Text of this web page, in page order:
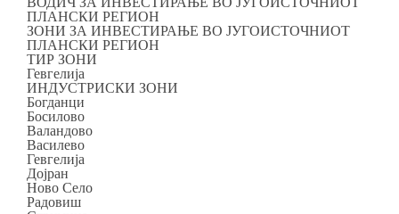
ПЛАНСКИ РЕГИОН
ЗОНИ ЗА ИНВЕСТИРАЊЕ ВО ЈУГОИСТОЧНИОТ
ПЛАНСКИ РЕГИОН
ТИР ЗОНИ
Гевгелија
ИНДУСТРИСКИ ЗОНИ
Богданци
Босилово
Валандово
Василево
Гевгелија
Дојран
Ново Село
Радовиш
ЈУГОИСТОЧЕН РЕГИОН
ПРЕДНОСТИ ЗА ИНВЕСТИРАЊЕ ВО
ЈУГОИСТОЧНИОТ РЕГИОН
Поволна географска локација – близина на границата со
две земји-членки на ЕУ (Република Бугарија и Република
Грција)
Општински индустриски зони